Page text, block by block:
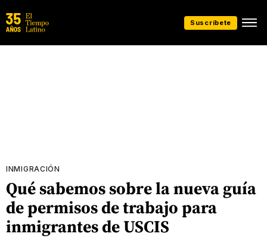
Suscríbete
INMIGRACIÓN
Qué sabemos sobre la nueva guía
de permisos de trabajo para
inmigrantes de USCIS